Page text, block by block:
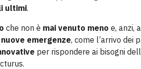
ultimi.
che non è mai venuto meno e, anzi,
emergenze, come l’arrivo dei
per rispondere ai bisogni